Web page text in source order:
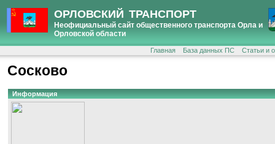
ОРЛОВСКИЙ ТРАНСПОРТ
Неофициальный сайт общественного транспорта Орла и
Орловской области
Главная База данных ПС Статьи и
Сосково
Информация